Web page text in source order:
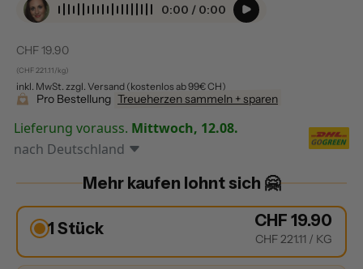
0:00 / 0:00
Verkaufspreis
CHF 19.90
(CHF 221.11/kg)
inkl. MwSt. zzgl. Versand (kostenlos ab 99€ CH)
Pro Bestellung Treueherzen sammeln + sparen
Lieferung vorauss. Mittwoch, 12.08.
nach Deutschland
Mehr kaufen lohnt sich 🤗
1 Stück CHF 19.90
CHF 221.11 / KG